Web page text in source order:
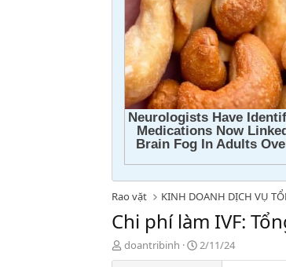
Rao vặt KINH DOANH DỊCH VỤ
Chi phí làm IVF:
T
h
doantribinh
N
g
2/11/24